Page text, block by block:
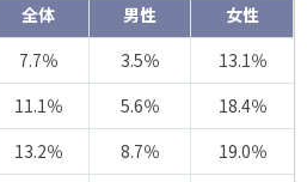
全体 男性
女性
7.7％ 3.5％
13.1％
11.1％ 5.6％
18.4％
13.2％ 8.7％
19.0％